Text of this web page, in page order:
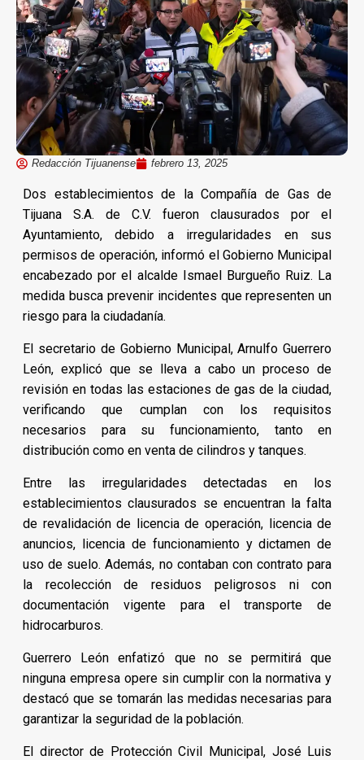
Redacción Tijuanense febrero 13, 2025
Dos establecimientos de la Compañía de Gas de
Tijuana S.A. de C.V. fueron clausurados por el
Ayuntamiento, debido a irregularidades en sus
permisos de operación, informó el Gobierno Municipal
encabezado por el alcalde Ismael Burgueño Ruiz. La
medida busca prevenir incidentes que representen un
riesgo para la ciudadanía.
El secretario de Gobierno Municipal, Arnulfo Guerrero
León, explicó que se lleva a cabo un proceso de
revisión en todas las estaciones de gas de la ciudad,
verificando que cumplan con los requisitos
necesarios para su funcionamiento, tanto en
distribución como en venta de cilindros y tanques.
Entre las irregularidades detectadas en los
establecimientos clausurados se encuentran la falta
de revalidación de licencia de operación, licencia de
anuncios, licencia de funcionamiento y dictamen de
uso de suelo. Además, no contaban con contrato para
la recolección de residuos peligrosos ni con
documentación vigente para el transporte de
hidrocarburos.
Guerrero León enfatizó que no se permitirá que
ninguna empresa opere sin cumplir con la normativa y
destacó que se tomarán las medidas necesarias para
garantizar la seguridad de la población.
El director de Protección Civil Municipal, José Luis